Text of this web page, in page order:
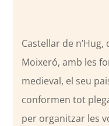
Castellar de
Moixeró, amb les
medieval, el seu
conformen tot
per organitzar les